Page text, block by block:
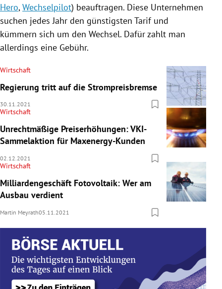
Hero,Wechselpilot) beauftragen. Diese Unternehmen
suchen jedes Jahr den günstigsten Tarif und
kümmern sich um den Wechsel. Dafür zahlt man
allerdings eine Gebühr.
Wirtschaft
Regierung tritt auf die Strompreisbremse
30.11.2021
Wirtschaft
Unrechtmäßige Preiserhöhungen: VKI-
Sammelaktion für Maxenergy-Kunden
02.12.2021
Wirtschaft
Milliardengeschäft Fotovoltaik: Wer am
Ausbau verdient
Martin Meyrath05.11.2021